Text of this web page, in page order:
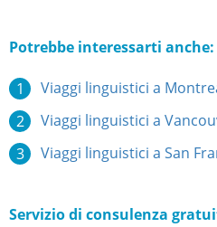
Potrebbe interessarti anche:
Viaggi linguistici a
Viaggi linguistici a
Viaggi linguistici a San
Servizio di consulenza